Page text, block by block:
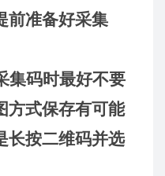
前准备好采集
集码时最好不要
方式保存有可能
长按二维码并选